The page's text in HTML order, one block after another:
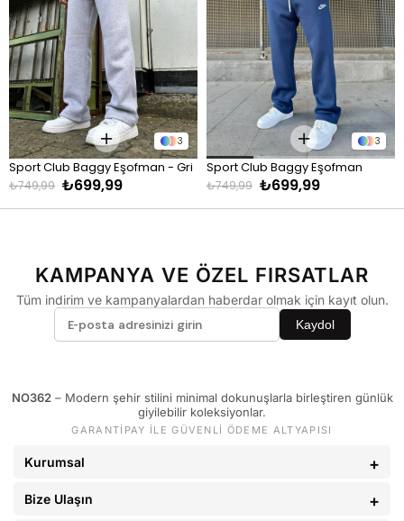
3
Sport Club Baggy Eşofman - Gri
₺699,99
₺749,99
3
Sport Club Baggy Eşofman
İndigo
₺699,99
₺749,99
KAMPANYA VE ÖZEL FIRSATLAR
Tüm indirim ve kampanyalardan haberdar olmak için kayıt olun.
Kaydol
NO362 – Modern şehir stilini minimal dokunuşlarla birleştiren günlük
giyilebilir koleksiyonlar.
GARANTİPAY İLE GÜVENLİ ÖDEME ALTYAPISI
Kurumsal
Bize Ulaşın